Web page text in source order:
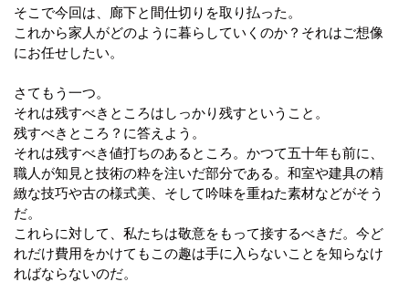
そこで今回は、廊下と間仕切りを取り払った。
これから家人がどのように暮らしていくのか？それはご想像
にお任せしたい。
さてもう一つ。
それは残すべきところはしっかり残すということ。
残すべきところ？に答えよう。
それは残すべき値打ちのあるところ。 かつて五十年も前に、
職人が知見と技術の粋を注いだ部分である。 和室や建具の精
緻な技巧や古の様式美、そして吟味を重ねた素材などがそう
だ。
これらに対して、私たちは敬意をもって接するべきだ。 今ど
れだけ費用をかけてもこの趣は手に入らないことを知らなけ
ればならないのだ。